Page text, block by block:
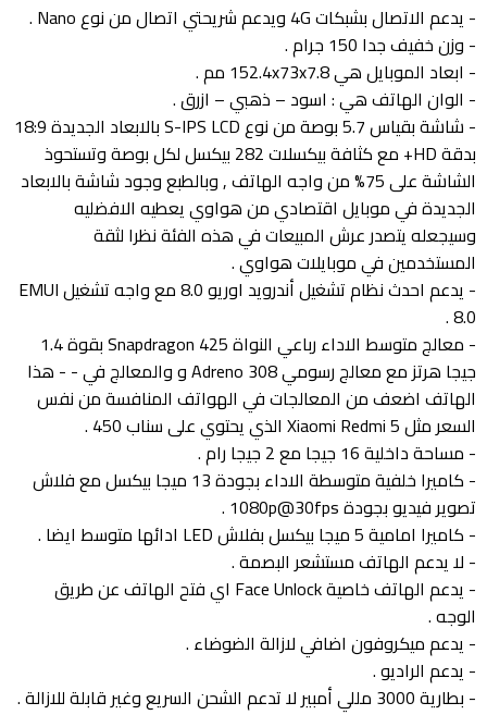
- يدعم الاتصال بشبكات 4G ويدعم شريحتي اتصال من نوع Nano .
- وزن خفيف جدا 150 جرام .
- ابعاد الموبايل هي 152.4x73x7.8 مم .
- الوان الهاتف هي : اسود – ذهبي – ازرق .
- شاشة بقياس 5.7 بوصة من نوع S-IPS LCD بالابعاد الجديدة 18:9
بدقة HD+ مع كثافة بيكسلات 282 بيكسل لكل بوصة وتستحوذ
الشاشة على 75% من واجه الهاتف , وبالطبع وجود شاشة بالابعاد
الجديدة في موبايل اقتصادي من هواوي يعطيه الافضليه
وسيجعله يتصدر عرش المبيعات في هذه الفئة نظرا لثقة
المستخدمين في موبايلات هواوي .
- يدعم احدث نظام تشغيل أندرويد اوريو 8.0 مع واجه تشغيل EMUI
8.0 .
- معالج متوسط الاداء رباعي النواة Snapdragon 425 بقوة 1.4
جيجا هرتز مع معالج رسومي Adreno 308 و والمعالج في - - هذا
الهاتف اضعف من المعالجات في الهواتف المنافسة من نفس
السعر مثل Xiaomi Redmi 5 الذي يحتوي على سناب 450 .
- مساحة داخلية 16 جيجا مع 2 جيجا رام .
- كاميرا خلفية متوسطة الاداء بجودة 13 ميجا بيكسل مع فلاش
تصوير فيديو بجودة 1080p@30fps .
- كاميرا امامية 5 ميجا بيكسل بفلاش LED ادائها متوسط ايضا .
- لا يدعم الهاتف مستشعر البصمة .
- يدعم الهاتف خاصية Face Unlock اي فتح الهاتف عن طريق
الوجه .
- يدعم ميكروفون اضافي لازالة الضوضاء .
- يدعم الراديو .
- بطارية 3000 مللي أمبير لا تدعم الشحن السريع وغير قابلة للازالة .